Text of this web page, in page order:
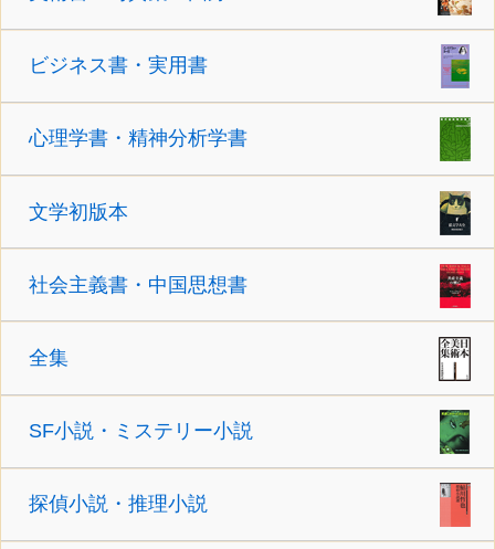
ビジネス書・実用書
心理学書・精神分析学書
文学初版本
社会主義書・中国思想書
全集
SF小説・ミステリー小説
探偵小説・推理小説